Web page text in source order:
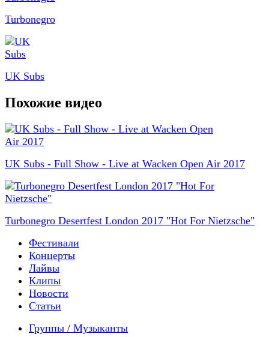
Turbonegro
UK Subs
Похожие видео
UK Subs - Full Show - Live at Wacken Open Air 2017
Turbonegro Desertfest London 2017 "Hot For Nietzsche"
Фестивали
Концерты
Лайвы
Клипы
Новости
Статьи
Группы / Музыканты